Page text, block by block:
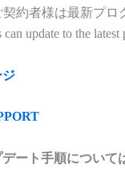
約者様は最新プ
update to the latest
ジ
ート手順について